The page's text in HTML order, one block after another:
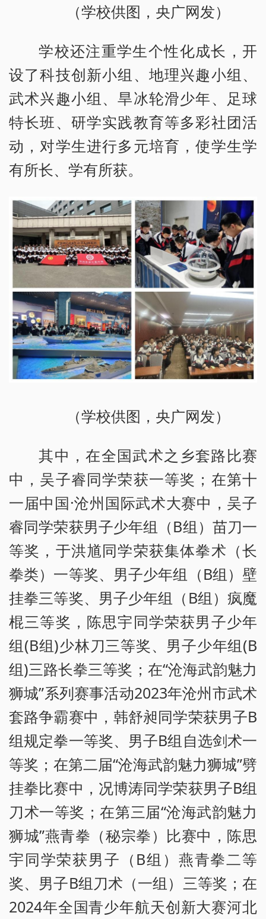
（学校供图，央广网发）
学校还注重学生个性化成长，开
设了科技创新小组、地理兴趣小组、
武术兴趣小组、旱冰轮滑少年、足球
特长班、研学实践教育等多彩社团活
动，对学生进行多元培育，使学生学
有所长、学有所获。
（学校供图，央广网发）
其中，在全国武术之乡套路比赛
中，吴子睿同学荣获一等奖；在第十
一届中国·沧州国际武术大赛中，吴子
睿同学荣获男子少年组（B组）苗刀一
等奖，于洪馗同学荣获集体拳术（长
拳类）一等奖、男子少年组（B组）壁
挂拳三等奖、男子少年组（B组）疯魔
棍三等奖，陈思宇同学荣获男子少年
组(B组)少林刀三等奖、男子少年组(B
组)三路长拳三等奖；在“沧海武韵魅力
狮城”系列赛事活动2023年沧州市武术
套路争霸赛中，韩舒昶同学荣获男子B
组规定拳一等奖、男子B组自选剑术一
等奖；在第二届“沧海武韵魅力狮城”劈
挂拳比赛中，况博涛同学荣获男子B组
刀术一等奖；在第三届“沧海武韵魅力
狮城”燕青拳（秘宗拳）比赛中，陈思
宇同学荣获男子（B组）燕青拳二等
奖、男子B组刀术（一组）三等奖；在
2024年全国青少年航天创新大赛河北